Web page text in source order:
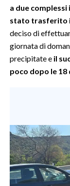
INSULARITÀ
INFO AZIENDE
ABBONATI
ANNUNCI
STORE
a due
stato trasferito
deciso di
giornata di
precipitate e il
poco dopo le 18